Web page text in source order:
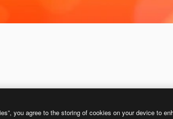
you agree to the storing of cookies on your device to